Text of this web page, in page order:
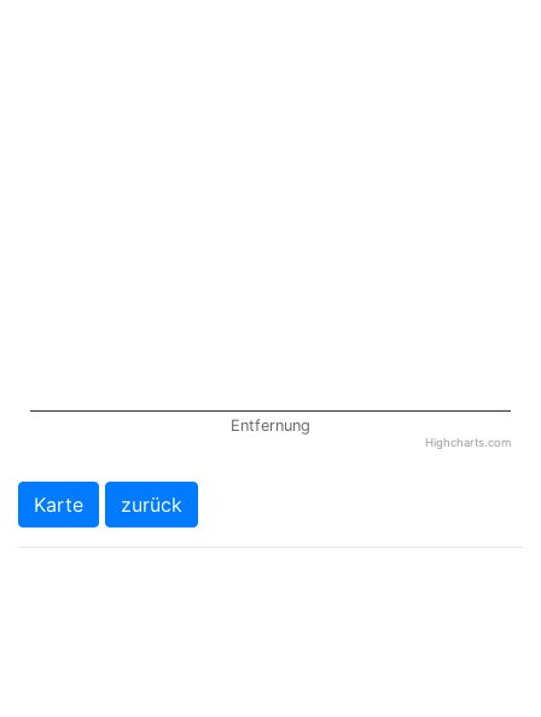
Entfernung
Highcharts.com
Karte zurück